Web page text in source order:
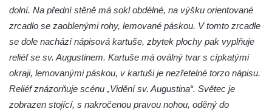
Kříž na návsi v Plavu
Boží muka v Plavu
Kříž u Obrázku severovýchodně od
Práchně
dolní. Na přední stěně má sokl obdélné, na výšku orientované
zrcadlo se zaoblenými rohy, lemované páskou. V tomto zrcadle
se dole nachází nápisová kartuše, zbytek plochy pak vyplňuje
reliéf se sv. Augustinem. Kartuše má oválný tvar s cípkatými
okraji, lemovanými páskou, v kartuši je nezřetelné torzo nápisu.
Reliéf znázorňuje scénu „Vidění sv. Augustina“. Světec je
zobrazen stojící, s nakročenou pravou nohou, oděný do